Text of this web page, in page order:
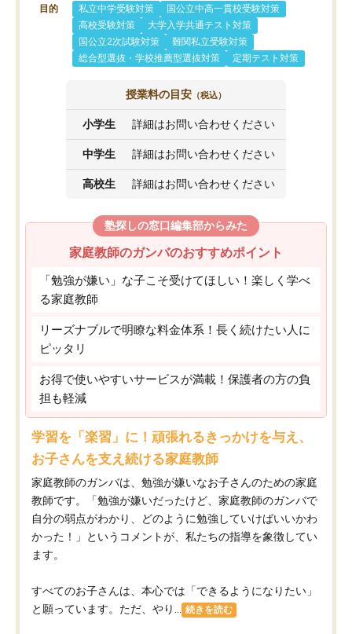
目的 私立中学受験対策
国公立中高一貫校受験対策
高校受験対策
大学入学共通テスト対策
国公立2次試験対策
難関私立受験対策
総合型選抜・学校推薦型選抜対策
定期テスト対策
授業料の目安 （税込）
小学生 詳細はお問い合わせください
中学生 詳細はお問い合わせください
高校生 詳細はお問い合わせください
塾探しの窓口編集部からみた
家庭教師のガンバのおすすめポイント
「勉強が嫌い」な子こそ受けてほしい！楽しく学べ
る家庭教師
リーズナブルで明瞭な料金体系！長く続けたい人に
ピッタリ
お得で使いやすいサービスが満載！保護者の方の負
担も軽減
学習を「楽習」に！頑張れるきっかけを与え、
お子さんを支え続ける家庭教師
家庭教師のガンバは、勉強が嫌いなお子さんのための家庭
教師です。「勉強が嫌いだったけど、家庭教師のガンバで
自分の弱点がわかり、どのように勉強していけばいいかわ
かった！」というコメントが、私たちの指導を象徴してい
ます。
すべてのお子さんは、本心では「できるようになりたい」
と願っています。ただ、やり...
続きを読む